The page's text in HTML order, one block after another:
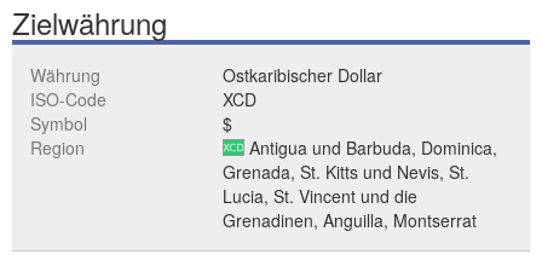
Zielwährung
Währung
Ostkaribischer Dollar
ISO-Code
XCD
Symbol
$
Region
Antigua und Barbuda, Dominica,
Grenada, St. Kitts und Nevis, St.
Lucia, St. Vincent und die
Grenadinen, Anguilla, Montserrat